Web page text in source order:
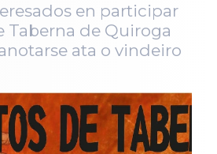
en participar
Taberna de Quiroga
ata o vindeiro